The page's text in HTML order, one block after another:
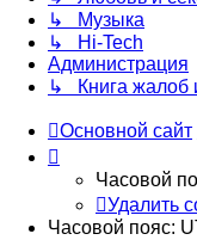
↳ Музыка
↳ Hi-Tech
Администрация
↳ Книга жалоб
Основной сайт
Часовой
Удалить
Часовой пояс: